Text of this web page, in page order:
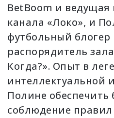
BetBoom и ведущая
канала «Локо», и
футбольный блогер
распорядитель
Когда?». Опыт в
интеллектуальной
Полине обеспечить
соблюдение правил